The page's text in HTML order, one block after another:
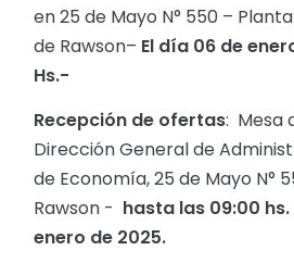
en 25 de Mayo N° 550 –
de Rawson– El día 06 de
Hs.-
Recepción de ofertas: Mesa
Dirección General de
de Economía, 25 de Mayo N°
Rawson - hasta las 09:00
enero de 2025.